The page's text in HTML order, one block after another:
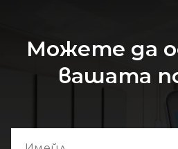
Можете да
вашата